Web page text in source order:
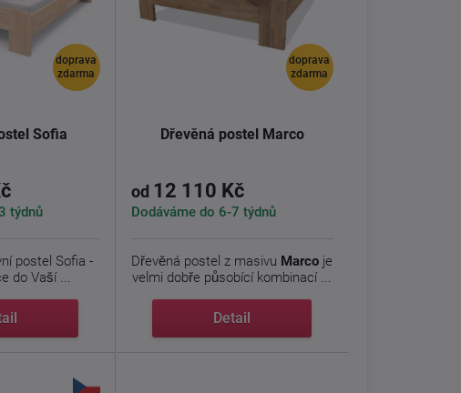
doprava
zdarma
Sofia
týdnů
postel Sofia -
do Vaší ...
doprava
zdarma
Dřevěná postel Marco
od 12 110 Kč
Dodáváme do 6-7 týdnů
Dřevěná postel z masivu Marco je
velmi dobře působící kombinací ...
Detail